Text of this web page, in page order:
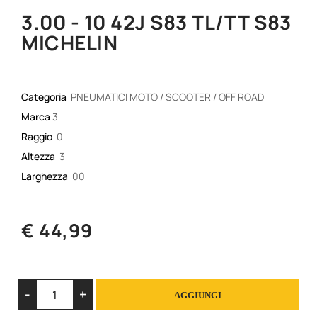
3.00 - 10 42J S83 TL/TT S83
MICHELIN
Categoria PNEUMATICI MOTO / SCOOTER / OFF ROAD
Marca 3
Raggio 0
Altezza 3
Larghezza 00
€ 44,99
AGGIUNGI